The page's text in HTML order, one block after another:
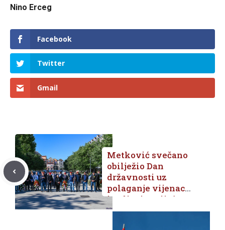
Nino Erceg
Facebook
Twitter
Gmail
Metković svečano
obilježio Dan
državnosti uz
polaganje vijenaca
i paljenje svijeća